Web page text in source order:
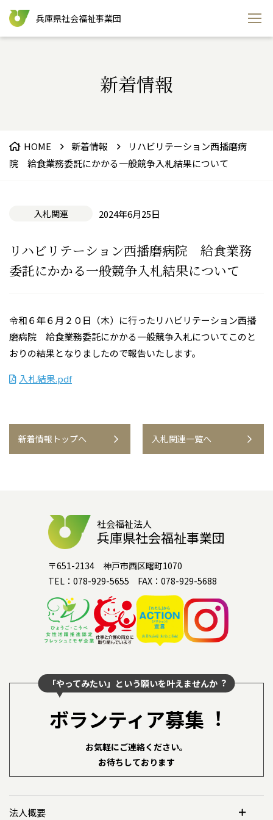
兵庫県社会福祉事業団
新着情報
HOME 新着情報
リハビリテーション西播磨病
院 給食業務委託にかかる一般競争入札結果について
入札関連 2024年6月25日
リハビリテーション西播磨病院 給食業務
委託にかかる一般競争入札結果について
令和６年６月２０日（木）に行ったリハビリテーション西播
磨病院 給食業務委託にかかる一般競争入札についてこのと
おりの結果となりましたので報告いたします。
入札結果.pdf
新着情報トップへ 入札関連一覧へ
社会福祉法人
兵庫県社会福祉事業団
〒651-2134 神戸市西区曙町1070
TEL：078-929-5655 FAX：078-929-5688
「やってみたい」という願いを叶えませんか︖
ボランティア募集︕
お気軽にご連絡ください。
お待ちしております
法人概要